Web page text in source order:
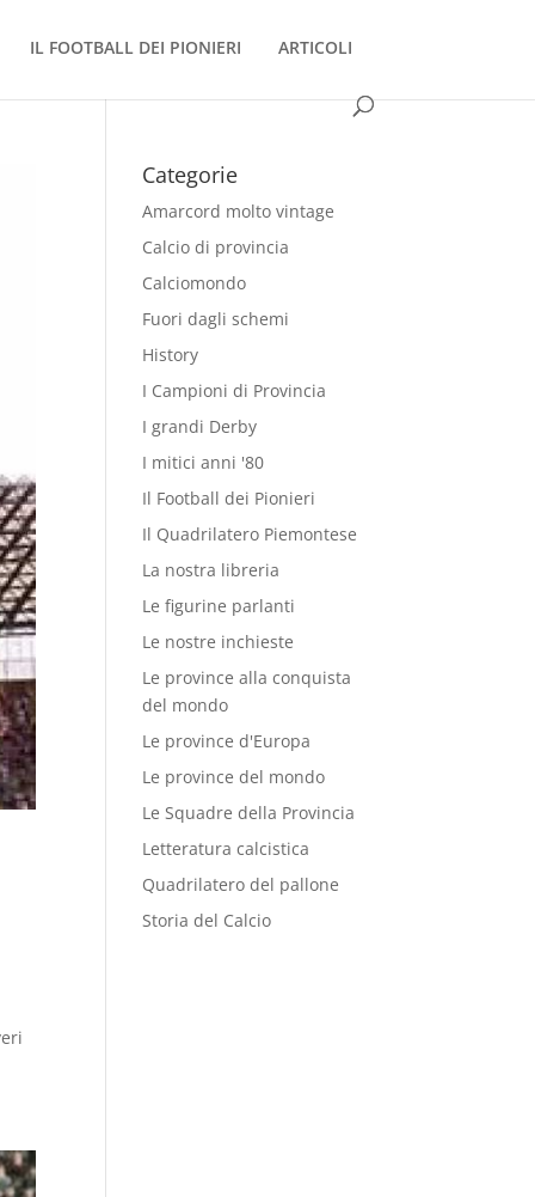
IL FOOTBALL DEI PIONIERI ARTICOLI
Categorie
Amarcord molto vintage
Calcio di provincia
Calciomondo
Fuori dagli schemi
History
I Campioni di Provincia
I grandi Derby
I mitici anni '80
Il Football dei Pionieri
Il Quadrilatero Piemontese
La nostra libreria
Le figurine parlanti
Le nostre inchieste
Le province alla conquista
del mondo
Le province d'Europa
Le province del mondo
Le Squadre della Provincia
Letteratura calcistica
Quadrilatero del pallone
Storia del Calcio